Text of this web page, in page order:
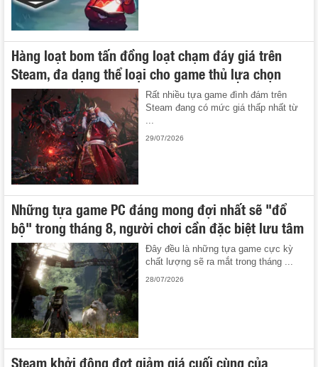
Hàng loạt bom tấn đồng loạt chạm đáy giá trên
Steam, đa dạng thể loại cho game thủ lựa chọn
Rất nhiều tựa game đình đám trên
Steam đang có mức giá thấp nhất từ
...
29/07/2026
Những tựa game PC đáng mong đợi nhất sẽ "đổ
bộ" trong tháng 8, người chơi cần đặc biệt lưu tâm
Đây đều là những tựa game cực kỳ
chất lượng sẽ ra mắt trong tháng ...
28/07/2026
Steam khởi động đợt giảm giá cuối cùng của